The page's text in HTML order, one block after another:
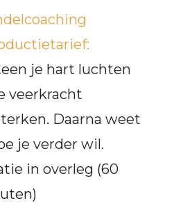
je hart luchten
veerkracht
Daarna weet
je verder wil.
in overleg (60